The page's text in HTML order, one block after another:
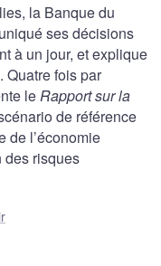
la Banque du
ses décisions
à un jour, et explique
Quatre fois par
leRapport sur la
de référence
de l’économie
des risques